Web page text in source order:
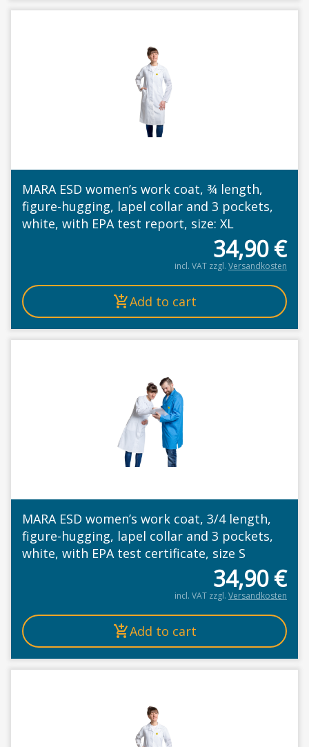
MARA ESD women’s work coat, ¾ length,
figure-hugging, lapel collar and 3 pockets,
white, with EPA test report, size: XL
34,90€
incl. VAT zzgl. Versandkosten
Add to cart
MARA ESD women’s work coat, 3/4 length,
figure-hugging, lapel collar and 3 pockets,
white, with EPA test certificate, size S
34,90€
incl. VAT zzgl. Versandkosten
Add to cart